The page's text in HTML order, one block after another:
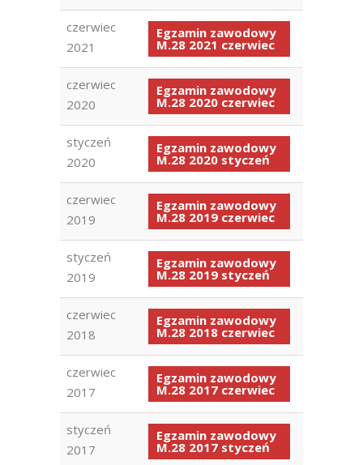
czerwiec
2021
Egzamin zawodowy
M.28 2021 czerwiec
czerwiec
2020
Egzamin zawodowy
M.28 2020 czerwiec
styczeń
2020
Egzamin zawodowy
M.28 2020 styczeń
czerwiec
2019
Egzamin zawodowy
M.28 2019 czerwiec
styczeń
2019
Egzamin zawodowy
M.28 2019 styczeń
czerwiec
2018
Egzamin zawodowy
M.28 2018 czerwiec
czerwiec
2017
Egzamin zawodowy
M.28 2017 czerwiec
styczeń
2017
Egzamin zawodowy
M.28 2017 styczeń